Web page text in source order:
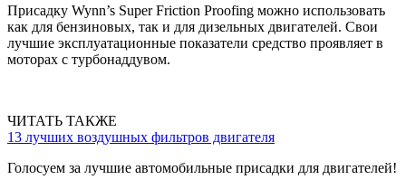
Присадку Wynn’s Super Friction Proofing можно использовать
как для бензиновых, так и для дизельных двигателей. Свои
лучшие эксплуатационные показатели средство проявляет в
моторах с турбонаддувом.
ЧИТАТЬ ТАКЖЕ
13 лучших воздушных фильтров двигателя
Голосуем за лучшие автомобильные присадки для двигателей!